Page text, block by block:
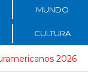
MUNDO
CULTURA
2026